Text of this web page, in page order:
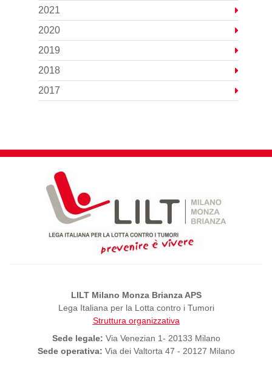
2021
2020
2019
2018
2017
LILT Milano Monza Brianza APS
Lega Italiana per la Lotta contro i Tumori
Struttura organizzativa
Sede legale: Via Venezian 1- 20133 Milano
Sede operativa: Via dei Valtorta 47 - 20127 Milano